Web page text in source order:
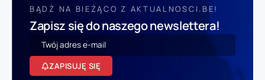
BĄDŹ NA BIEŻĄCO Z AKTUALNOSCI.BE!
Zapisz się do naszego newslettera!
ZAPISUJĘ SIĘ